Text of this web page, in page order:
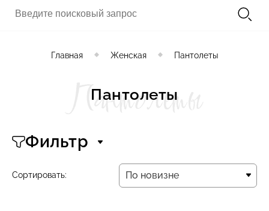
Главная Женская Пантолеты
Пантолеты
Пантолеты
Фильтр
Сортировать:
По новизне
По новизне